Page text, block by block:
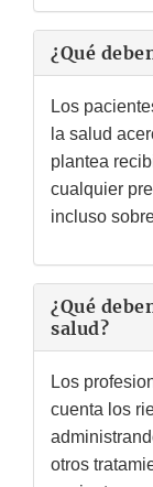
¿Qué
Los
la salud
plantea
cualquier
incluso
¿Qué
salud?
Los
cuenta los
otros